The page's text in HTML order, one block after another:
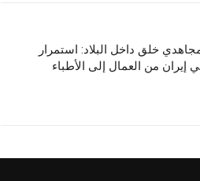
خلق داخل البلاد: استمرار
إيران من العمال إلى الأطباء